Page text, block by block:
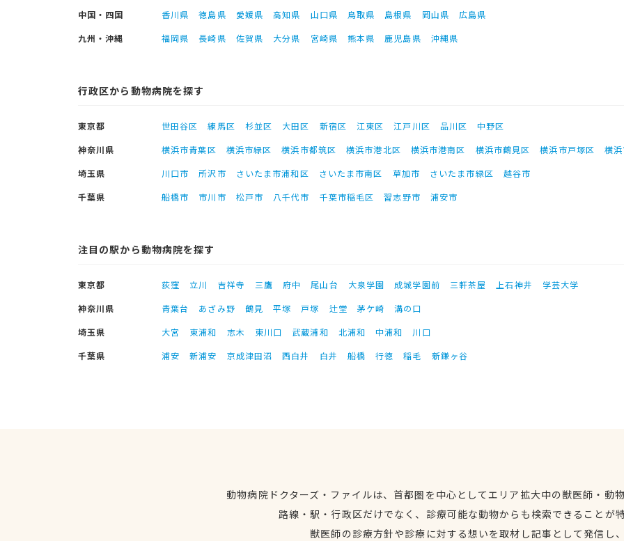
中国・四国
香川県 徳島県 愛媛県 高知県 山口県 鳥取県 島根県 岡山県
広島県
九州・沖縄
福岡県 長崎県 佐賀県 大分県 宮崎県 熊本県 鹿児島県 沖縄県
行政区から動物病院を探す
東京都 世田谷区 練馬区 杉並区 大田区 新宿区 江東区 江戸川区 品川区
中野区
神奈川県
横浜市青葉区 横浜市緑区 横浜市都筑区 横浜市港北区 横浜市港南区 横浜市鶴見区 横浜市戸塚区
横
埼玉県
川口市 所沢市 さいたま市浦和区 さいたま市南区 草加市 さいたま市緑区
越谷市
千葉県
船橋市 市川市 松戸市 八千代市 千葉市稲毛区 習志野市 浦安市
注目の駅から動物病院を探す
東京都 荻窪 立川 吉祥寺 三鷹 府中 尾山台 大泉学園 成城学園前 三軒茶屋 上石神井
学芸大学
神奈川県
青葉台 あざみ野 鶴見 平塚 戸塚 辻堂 茅ケ崎
溝の口
埼玉県
大宮 東浦和 志木 東川口 武蔵浦和 北浦和 中浦和
川口
千葉県
浦安 新浦安 京成津田沼 西白井 白井 船橋 行徳 稲毛 新鎌ヶ谷
動物病院ドクターズ・ファイルは、首都圏を中心としてエリア拡大中の獣医師・動
路線・駅・行政区だけでなく、診療可能な動物からも検索できることが
獣医師の診療方針や診療に対する想いを取材し記事として発信し